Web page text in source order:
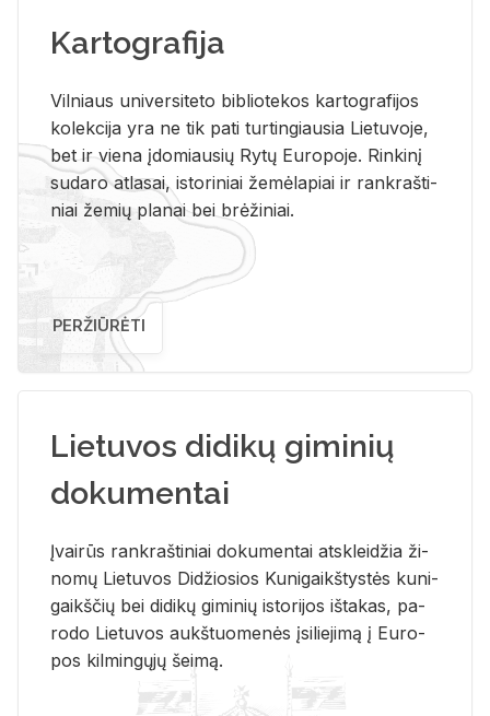
Kartografija
Vil­niaus uni­ver­si­te­to bi­b­lio­te­kos kar­to­gra­fi­jos
ko­lek­ci­ja yra ne tik pati tur­tin­giau­sia Lie­tu­vo­je,
bet ir vie­na įdo­miau­sių Rytų Eu­ro­po­je. Rin­ki­nį
su­da­ro at­la­sai, is­to­ri­niai že­mė­la­piai ir rank­raš­ti­
niai že­mių pla­nai bei brė­ži­niai.
PERŽIŪRĖTI
Lietuvos didikų giminių
dokumentai
Įvai­rūs rank­raš­ti­niai do­ku­men­tai at­sklei­džia ži­
no­mų Lie­tu­vos Di­džio­sios Ku­ni­gaikš­tys­tės ku­ni­
gaikš­čių bei di­di­kų gi­mi­nių is­to­ri­jos iš­ta­kas, pa­
ro­do Lie­tu­vos aukš­tuo­me­nės įsi­lie­ji­mą į Eu­ro­
pos kil­min­gų­jų šei­mą.